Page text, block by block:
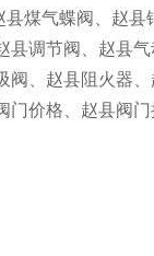
煤气蝶阀、赵县
县调节阀、赵县
、赵县阻火器、
门价格、赵县阀